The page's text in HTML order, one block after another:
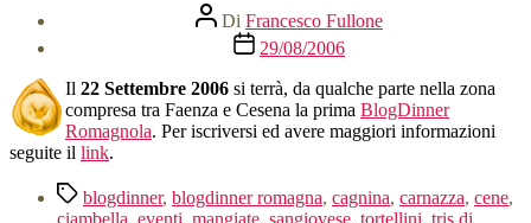
Autore
articolo
Di Francesco Fullone
Data
dell'articolo
29/08/2006
Il 22 Settembre 2006 si terrà, da qualche parte nella zona
compresa tra Faenza e Cesena la prima BlogDinner
Romagnola. Per iscriversi ed avere maggiori informazioni
seguite il link.
Tagblogdinner, blogdinner romagna, cagnina, carnazza, cene,
ciambella, eventi, mangiate, sangiovese, tortellini, tris di